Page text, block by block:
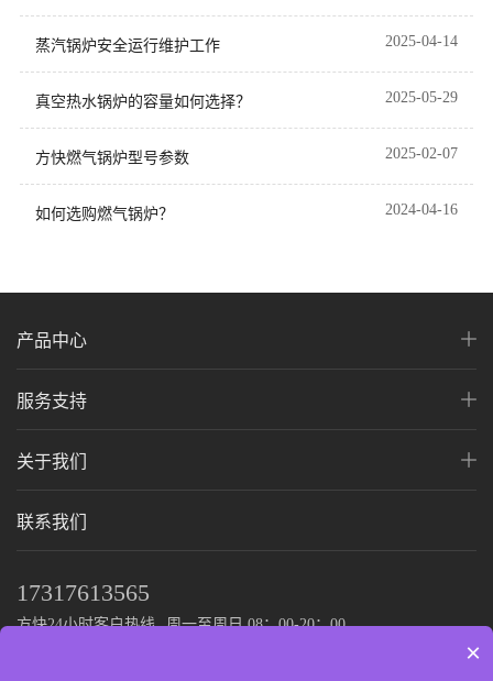
蒸汽锅炉安全运行维护工作 2025-04-14
真空热水锅炉的容量如何选择？ 2025-05-29
方快燃气锅炉型号参数 2025-02-07
如何选购燃气锅炉？ 2024-04-16
产品中心
服务支持
关于我们
联系我们
17317613565
方快24小时客户热线 周一至周日 08：00-20：00
×